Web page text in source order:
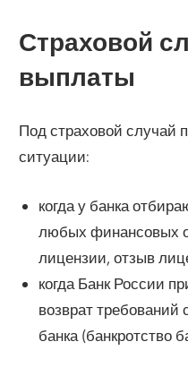
Страховой
выплаты
Под страховой
ситуации:
когда у банка
любых финансовых
лицензии, отзыв
когда Банк России
возврат требований
банка (банкротство